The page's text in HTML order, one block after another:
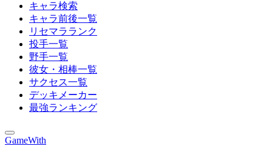
キャラ検索
キャラ前後一覧
リセマラランク
投手一覧
野手一覧
彼女・相棒一覧
サクセス一覧
デッキメーカー
最強ランキング
GameWith